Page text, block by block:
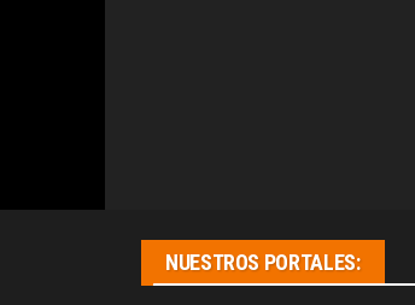
NUESTROS PORTALES: